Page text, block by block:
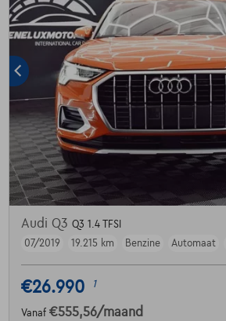
Audi Q3 Q3 1.4 TFSI
07/2019
19.215 km Benzine Automaat
€26.990 1
Vanaf €555,56/maand